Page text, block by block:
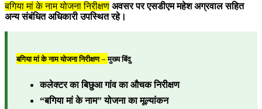
बगिया मां के नाम योजना निरीक्षण अवसर पर एसडीएम महेश अग्रवाल सहित
अन्य संबंधित अधिकारी उपस्थित रहे।
बगिया मां के नाम योजना निरीक्षण –मुख्य बिंदु
कलेक्टर का बिछुआ गांव का औचक निरीक्षण
“बगिया मां के नाम” योजना का मूल्यांकन